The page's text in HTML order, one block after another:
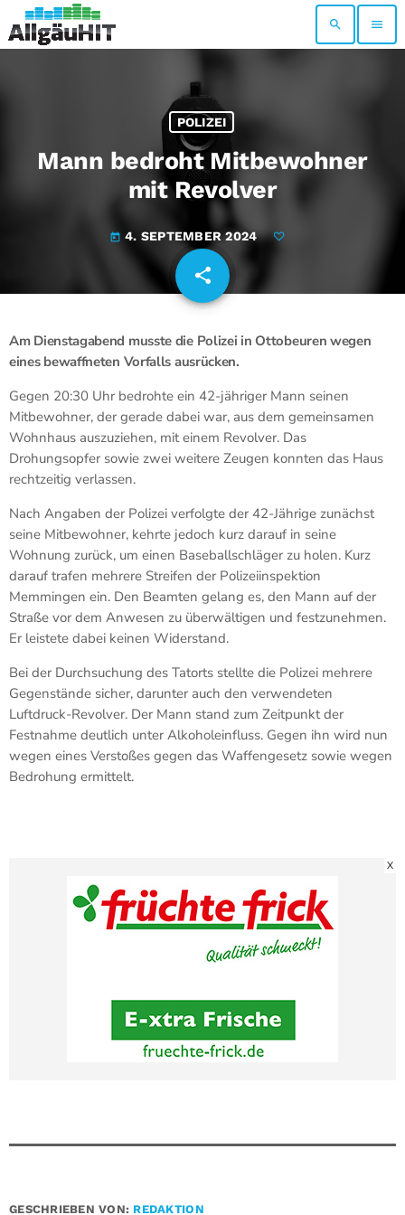
search menu
POLIZEI
Mann bedroht Mitbewohner
mit Revolver
today 4. SEPTEMBER 2024
share
email
Am Dienstagabend musste die Polizei in Ottobeuren wegen
eines bewaffneten Vorfalls ausrücken.
Gegen 20:30 Uhr bedrohte ein 42-jähriger Mann seinen
Mitbewohner, der gerade dabei war, aus dem gemeinsamen
Wohnhaus auszuziehen, mit einem Revolver. Das
Drohungsopfer sowie zwei weitere Zeugen konnten das Haus
rechtzeitig verlassen.
Nach Angaben der Polizei verfolgte der 42-Jährige zunächst
seine Mitbewohner, kehrte jedoch kurz darauf in seine
Wohnung zurück, um einen Baseballschläger zu holen. Kurz
darauf trafen mehrere Streifen der Polizeiinspektion
Memmingen ein. Den Beamten gelang es, den Mann auf der
Straße vor dem Anwesen zu überwältigen und festzunehmen.
Er leistete dabei keinen Widerstand.
Bei der Durchsuchung des Tatorts stellte die Polizei mehrere
Gegenstände sicher, darunter auch den verwendeten
Luftdruck-Revolver. Der Mann stand zum Zeitpunkt der
Festnahme deutlich unter Alkoholeinfluss. Gegen ihn wird nun
wegen eines Verstoßes gegen das Waffengesetz sowie wegen
Bedrohung ermittelt.
X
GESCHRIEBEN VON: REDAKTION